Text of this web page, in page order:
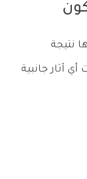
نتيجة
آثار جانبية